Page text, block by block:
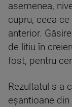
asemenea,
cupru, ceea
anterior.
de litiu în
fost, pentru
Rezultatul s-a
eşantioane